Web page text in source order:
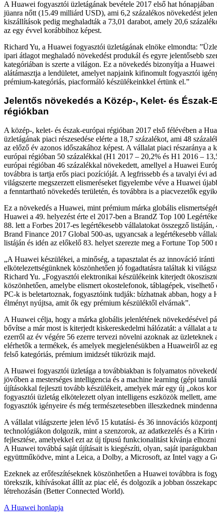
A Huawei fogyasztói üzletágának bevétele 2017 első hat
jüanra nőtt (15.49 milliárd USD), ami 6,2 százalékos növekedést
kiszállítások pedig meghaladták a 73,01 darabot, amely 20,6
az egy évvel korábbihoz képest.
Richard Yu, a Huawei fogyasztói üzletágának elnöke elmondta:
ipari átlagot meghaladó növekedést produkál és egyre jelentősebb
kategóriában is szerte a világon. Ez a növekedés bizonyítja a Huawei
alátámasztja a lendületet, amelyet napjaink kifinomult fogyasztói
prémium-kategóriás, piacformáló készülékeinkkel értünk el.”
Jelentős növekedés a Közép-, Kelet- és Észak-
régiókban
A közép-, kelet- és észak-európai régióban 2017 első félévében a
üzletágának piaci részesedése elérte a 18,7 százalékot, ami 48
az előző év azonos időszakához képest. A vállalat piaci részaránya a
európai régióban 50 százalékkal (H1 2017 – 20,2% és H1 2016 –
európai régióban 46 százalékkal növekedett, amellyel a Huawei
továbbra is tartja erős piaci pozícióját. A legfrissebb és a tavalyi évi
világszerte megszerzett elismeréseket figyelembe véve a Huawei
a fenntartható növekedés területén, és továbbra is a piacvezetők
Ez a növekedés a Huawei, mint prémium márka globális
Huawei a 49. helyezést érte el 2017-ben a BrandZ Top 100
88. lett a Forbes 2017-es legértékesebb vállalatokat összegző
Brand Finance 2017 Global 500-as, ugyancsak a legértékesebb
listáján és idén az előkelő 83. helyet szerezte meg a Fortune Top 500
„A Huawei készülékei, a minőség, a tapasztalat és az innováció iránti
elkötelezettségünknek köszönhetően jó fogadtatásra találtak ki
Richard Yu. „Fogyasztói elektronikai készülékeink kiterjedt
köszönhetően, amelybe elismert okostelefonok, táblagépek, viselhető
PC-k is beletartoznak, fogyasztóink tudják: bízhatnak abban, hogy a
élményt nyújtsa, amit ők egy prémium készüléktől elvárnak”.
A Huawei célja, hogy a márka globális jelenlétének növekedésével
bővítse a már most is kiterjedt kiskereskedelmi hálózatát: a vállalat a
ezerről az év végére 56 ezerre tervezi növelni azoknak az üzleteknek
elérhetők a termékek, és amelyek megjelenésükben a Huaweiről az
felső kategóriás, prémium imidzsét tükrözik majd.
A Huawei fogyasztói üzletága a továbbiakban is folyamatos
jövőben a mesterséges intelligencia és a machine learning (gépi
újításokkal fejleszti tovább készülékeit, amelyek már egy új „okos
fogyasztói üzletág elkötelezett olyan intelligens eszközök mellett,
fogyasztók igényeire és még természetesebben illeszkednek
A vállalat világszerte jelen lévő 15 kutatási- és 36 innovációs
technológiákon dolgozik, mint a szenzorok, az adatkezelés és a Kirin
fejlesztése, amelyekkel ezt az új típusú funkcionalitást kívánja
A Huawei továbbá saját újításait is kiegészíti, olyan, saját
együttműködve, mint a Leica, a Dolby, a Microsoft, az Intel vagy a
Ezeknek az erőfeszítéseknek köszönhetően a Huawei továbbra is
törekszik, kihívásokat állít az piac elé, és dolgozik a jobban
létrehozásán (Better Connected World).
A Huawei honlapja